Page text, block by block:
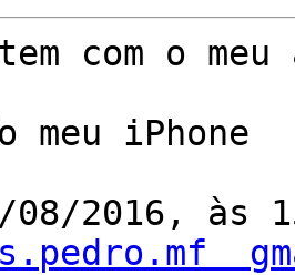
com o
meu iPhone
08/2016, às